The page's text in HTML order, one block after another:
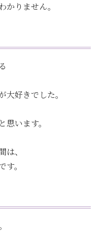
かりません。
好きでした。
います。
、
。